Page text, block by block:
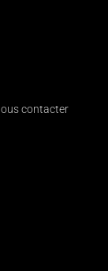
contacter